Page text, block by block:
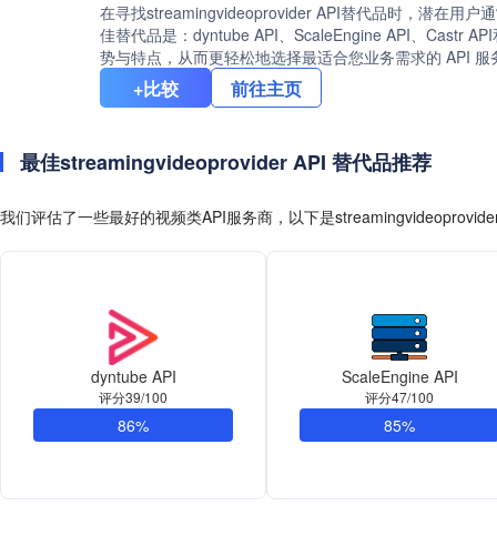
在寻找streamingvideoprovider API替代品时，潜在用户
佳替代品是：dyntube API、ScaleEngine API、Castr
势与特点，从而更轻松地选择最适合您业务需求的 API
+比较 前往主页
最佳streamingvideoprovider API 替代品推荐
我们评估了一些最好的视频类API服务商，以下是
dyntube API
评分39/100
86%
ScaleEngine API
评分47/100
85%